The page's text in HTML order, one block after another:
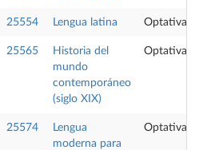
25554 Lengua latina Optativa
25565
Historia del
mundo
contemporáneo
(siglo XIX)
Optativa
25574
Lengua
moderna para
Optativa